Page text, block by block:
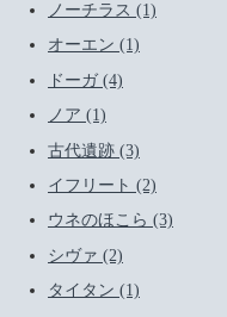
ノーチラス (1)
オーエン (1)
ドーガ (4)
ノア (1)
古代遺跡 (3)
イフリート (2)
ウネのほこら (3)
シヴァ (2)
タイタン (1)